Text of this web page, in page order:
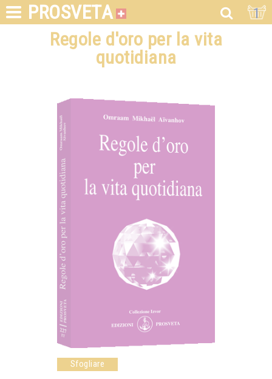
PROSVETA 1
Regole d'oro per la vita
quotidiana
Sfogliare